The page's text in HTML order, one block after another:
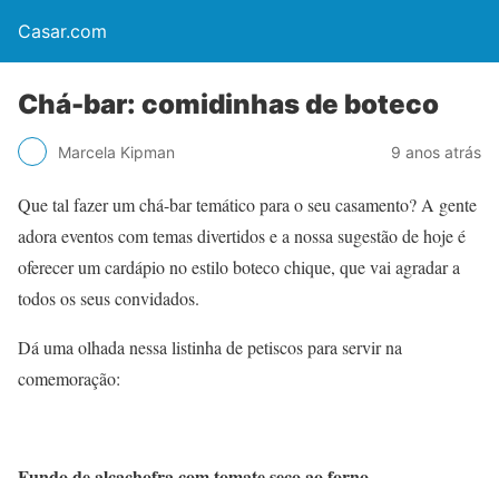
Casar.com
Chá-bar: comidinhas de boteco
Marcela Kipman 9 anos atrás
Que tal fazer um chá-bar temático para o seu casamento? A gente
adora eventos com temas divertidos e a nossa sugestão de hoje é
oferecer um cardápio no estilo boteco chique, que vai agradar a
todos os seus convidados.
Dá uma olhada nessa listinha de petiscos para servir na
comemoração: